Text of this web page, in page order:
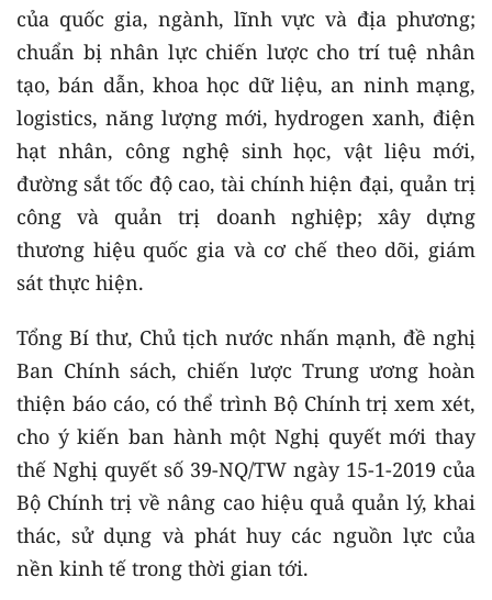
của quốc gia, ngành, lĩnh vực và địa phương;
chuẩn bị nhân lực chiến lược cho trí tuệ nhân
tạo, bán dẫn, khoa học dữ liệu, an ninh mạng,
logistics, năng lượng mới, hydrogen xanh, điện
hạt nhân, công nghệ sinh học, vật liệu mới,
đường sắt tốc độ cao, tài chính hiện đại, quản trị
công và quản trị doanh nghiệp; xây dựng
thương hiệu quốc gia và cơ chế theo dõi, giám
sát thực hiện.
Tổng Bí thư, Chủ tịch nước nhấn mạnh, đề nghị
Ban Chính sách, chiến lược Trung ương hoàn
thiện báo cáo, có thể trình Bộ Chính trị xem xét,
cho ý kiến ban hành một Nghị quyết mới thay
thế Nghị quyết số 39-NQ/TW ngày 15-1-2019 của
Bộ Chính trị về nâng cao hiệu quả quản lý, khai
thác, sử dụng và phát huy các nguồn lực của
nền kinh tế trong thời gian tới.